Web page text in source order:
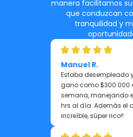
manera facilitamos
que conduzcan
tranquilidad y
Manuel R.
Estaba desempleado
gano como $300.000
semana, manejando
hrs al día. Además el
increíble, súper rico!!